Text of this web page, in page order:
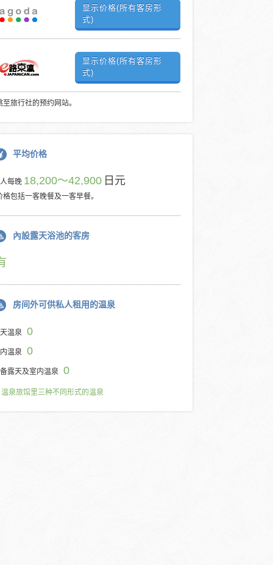
显示价格(所有客房形
式)
显示价格(所有客房形
式)
至旅行社的预约网站。
平均价格
每晚 18,200～42,900 日元
格包括一客晚餐及一客早餐。
內設露天浴池的客房
房间外可供私人租用的温泉
温泉 0
温泉 0
露天及室内温泉 0
温泉旅馆里三种不同形式的温泉